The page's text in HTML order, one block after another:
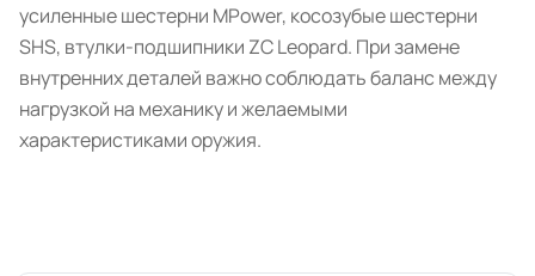
усиленные шестерни MPower, косозубые шестерни
SHS, втулки-подшипники ZC Leopard. При замене
внутренних деталей важно соблюдать баланс между
нагрузкой на механику и желаемыми
характеристиками оружия.